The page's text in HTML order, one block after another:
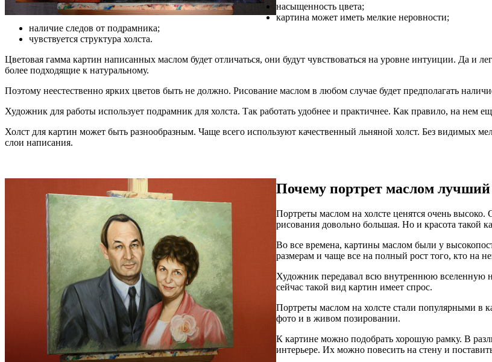
насыщенность цвета;
картина может иметь мелкие неровности;
наличие следов от подрамника;
чувствуется структура холста.
Цветовая гамма картин написанных маслом будет отличаться, они будут чувствоваться на уровне интуиции. Да и
более подходящие к натуральному.
Поэтому неестественно ярких цветов быть не должно. Рисование маслом в любом случае будет предполагать
Художник для работы использует подрамник для холста. Так работать удобнее и практичнее. Как правило, на нем
Холст для картин может быть разнообразным. Чаще всего используют качественный льняной холст. Без видимых
слои написания.
Почему портрет маслом
Портреты маслом на холсте ценятся очень
рисования довольно большая. Но и красота такой
Во все времена, картины маслом были у
размерам и чаще все на полный рост того, кто на
Художник передавал всю внутреннюю вселенную
сейчас такой вид картин имеет спрос.
Портреты маслом на холсте стали популярными в
фото и в живом позировании.
К картине можно подобрать хорошую рамку. В
интерьере. Их можно повесить на стену и